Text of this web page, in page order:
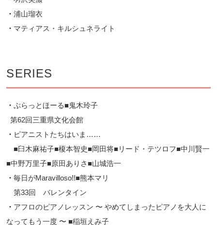
・浦山瑠衣
・ マティアス・キルシュネライト
SERIES
・ぷらっとほーる■鬼木玲子
第62回三重県文化会館
・ ピアニストたちはいま……
■臼木麻祐子■榎本智史■岡田将■リード・テツロフ■中川賢一
■中野万里子■原田ありさ■山城浩一
・毎日がMaravilloso!!■熊本マリ
第33回 バレンタイン
・ アフロのピアノレッスン 〜 やめてしまったピアノを大人に
なってもう一度 〜 ■稲垣えみ子